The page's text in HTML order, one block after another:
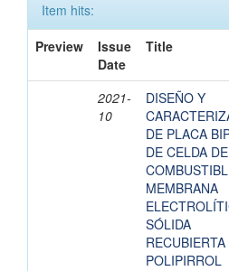
Item hits:
Preview
Issue
Date
Title
2021-
10
DISEÑO Y
DE PLACA
DE CELDA DE
MEMBRANA
SÓLIDA
POLIPIRROL